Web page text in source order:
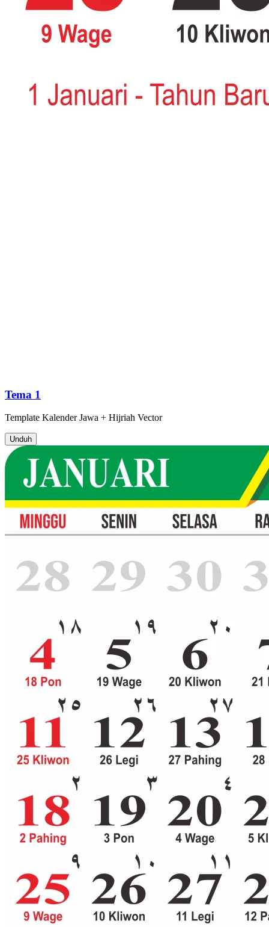
Tema 1
Template Kalender Jawa + Hijriah Vector
Unduh